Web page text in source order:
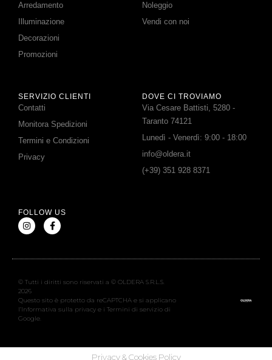
Arredamento
Illuminazione
Decorazioni
Promozioni
Noleggio
Vendi con noi
SERVIZIO CLIENTI
Contatti
Monitora Spedizioni
Termini e Condizioni
Privacy
DOVE CI TROVIAMO
Via Cesare Battisti, 5280 -
Taranto 74121
Lunedì - Venerdì: 9:00 - 18:00
info@oldera.it
(+39) 351 928 8371
FOLLOW US
© Tutti i diritti sono riservati a © OLDERA S.R.L.S.
2026
Questo sito è protetto da reCAPTCHA e si applicano
l’Informativa sulla privacy e i Termini di servizio di
Google.
Privacy & Cookies Policy